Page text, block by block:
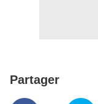
Partager